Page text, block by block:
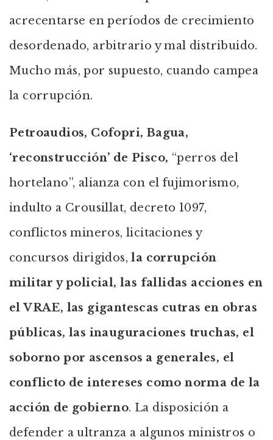
acrecentarse en períodos de crecimiento
desordenado, arbitrario y mal distribuido.
Mucho más, por supuesto, cuando campea
la corrupción.
Petroaudios, Cofopri, Bagua,
‘reconstrucción’ de Pisco, “perros del
hortelano”, alianza con el fujimorismo,
indulto a Crousillat, decreto 1097,
conflictos mineros, licitaciones y
concursos dirigidos,la corrupción
militar y policial, las fallidas acciones en
el VRAE, las gigantescas cutras en obras
públicas, las inauguraciones truchas, el
soborno por ascensos a generales, el
conflicto de intereses como norma de la
acción de gobierno. La disposición a
defender a ultranza a algunos ministros o